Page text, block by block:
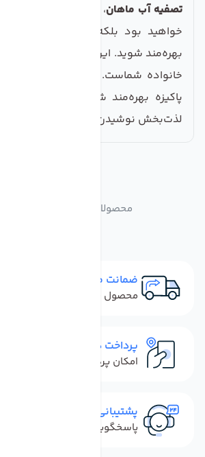
تصفیه آب ماهان، شما نه تنها از
خواهید بود بلکه می‌توانید از
بهره‌مند شوید. این یک سرمایه‌گذاری
خانواده شماست. برای آنکه در هر
پاکیزه بهره‌مند شوید، همین حالا
لذت‌بخش نوشیدن آب خالص را بچشید!
محصولات مشابه دستگاه
ضمانت مرجوعی
محصول نباید آسیب دیده باشد
پرداخت در محل
امکان پرداخت کل فاکتور در محل
پشتیبانی سریع
پاسخگویی سریع به تماس‌ها و